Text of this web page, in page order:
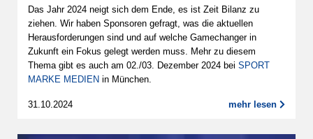
Das Jahr 2024 neigt sich dem Ende, es ist Zeit Bilanz zu
ziehen. Wir haben Sponsoren gefragt, was die aktuellen
Herausforderungen sind und auf welche Gamechanger in
Zukunft ein Fokus gelegt werden muss. Mehr zu diesem
Thema gibt es auch am 02./03. Dezember 2024 bei SPORT
MARKE MEDIEN in München.
31.10.2024 mehr lesen